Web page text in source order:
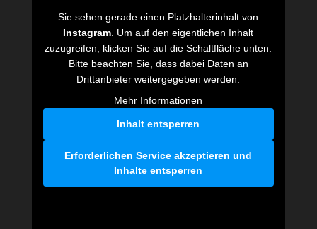
Sie sehen gerade einen Platzhalterinhalt von
Instagram. Um auf den eigentlichen Inhalt
zuzugreifen, klicken Sie auf die Schaltfläche unten.
Bitte beachten Sie, dass dabei Daten an
Drittanbieter weitergegeben werden.
Mehr Informationen
Inhalt entsperren
Erforderlichen Service akzeptieren und
Inhalte entsperren